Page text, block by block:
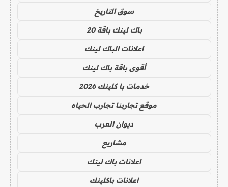
سوق التاريخ
باك لينك باقة 20
اعلانات الباك لينك
أقوى باقة باك لينك
خدمات با كلينك 2026
موقع تجاربنا تجارب الحياه
ديوان العرب
مشاريع
اعلانات باك لينك
اعلانات باكلينك